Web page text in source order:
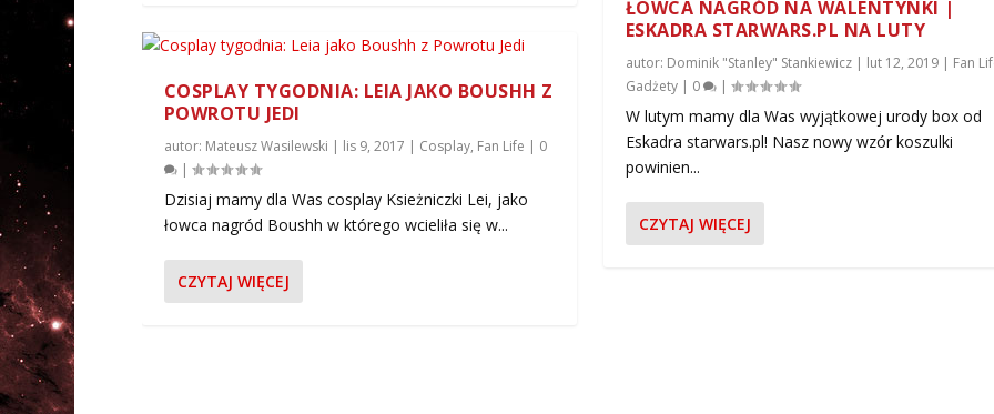
COSPLAY TYGODNIA: LEIA JAKO BOUSHH Z POWROTU JEDI
Mateusz Wasilewski lis 9, 2017 |Cosplay Fan Life
COSPLAY TYGODNIA: LEIA JAKO BOUSHH Z
POWROTU JEDI
autor: Mateusz Wasilewski | lis 9, 2017 | Cosplay, Fan Life | 0
|
Dzisiaj mamy dla Was cosplay Ksieżniczki Lei, jako
łowca nagród Boushh w którego wcieliła się w...
CZYTAJ WIĘCEJ
ŁOWCA NAGRÓD NA WALENTYNKI |
ESKADRA STARWARS.PL NA LUTY
autor: Dominik "Stanley" Stankiewicz| lut 12, 2019| Fan
Gadżety| 0 |
W lutym mamy dla Was wyjątkowej urody box od
Eskadra starwars.pl! Nasz nowy wzór koszulki
powinien...
CZYTAJ WIĘCEJ